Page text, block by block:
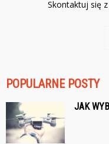
Skontaktuj się
POPULARNE POSTY
JAK